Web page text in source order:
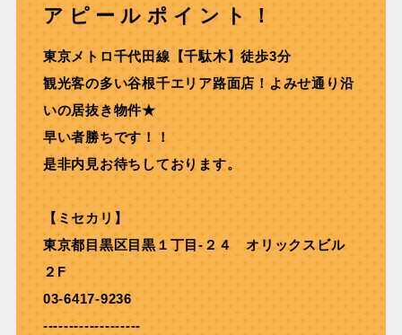
アピールポイント！
東京メトロ千代⽥線【千駄⽊】徒歩3分
観光客の多い⾕根千エリア路⾯店！よみせ通り沿
いの居抜き物件★
早い者勝ちです！！
是非内見お待ちしております。
【ミセカリ】
東京都目黒区目黒１丁目-２４ オリックスビル
２F
03-6417-9236
-------------------